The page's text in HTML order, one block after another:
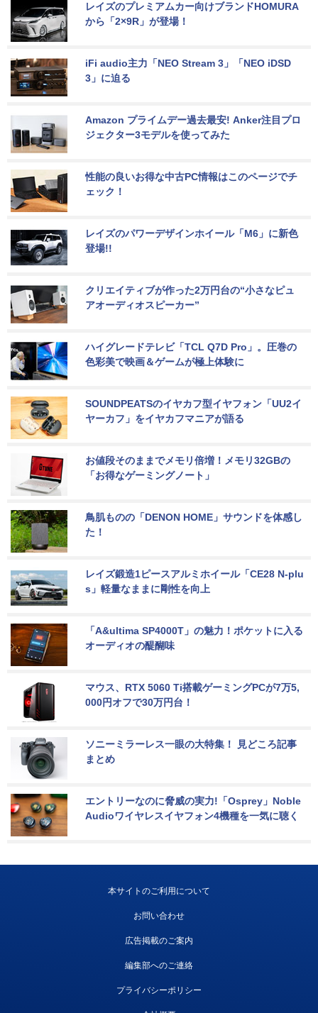
レイズのプレミアムカー向けブランドHOMURA
から「2×9R」が登場！
iFi audio主力「NEO Stream 3」「NEO iDSD
3」に迫る
Amazon プライムデー過去最安! Anker注目プロ
ジェクター3モデルを使ってみた
性能の良いお得な中古PC情報はこのページでチ
ェック！
レイズのパワーデザインホイール「M6」に新色
登場!!
クリエイティブが作った2万円台の“小さなピュ
アオーディオスピーカー”
ハイグレードテレビ「TCL Q7D Pro」。圧巻の
色彩美で映画＆ゲームが極上体験に
SOUNDPEATSのイヤカフ型イヤフォン「UU2イ
ヤーカフ」をイヤカフマニアが語る
お値段そのままでメモリ倍増！メモリ32GBの
「お得なゲーミングノート」
鳥肌ものの「DENON HOME」サウンドを体感し
た！
レイズ鍛造1ピースアルミホイール「CE28 N-plu
s」軽量なままに剛性を向上
「A&ultima SP4000T」の魅力！ポケットに入る
オーディオの醍醐味
マウス、RTX 5060 Ti搭載ゲーミングPCが7万5,
000円オフで30万円台！
ソニーミラーレス一眼の大特集！ 見どころ記事
まとめ
エントリーなのに脅威の実力!「Osprey」Noble
Audioワイヤレスイヤフォン4機種を一気に聴く
本サイトのご利用について
お問い合わせ
広告掲載のご案内
編集部へのご連絡
プライバシーポリシー